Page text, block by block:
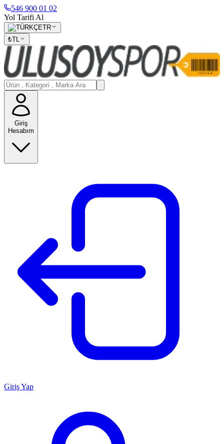
546 900 01 02
Yol Tarifi Al
TR
₺TL
Giriş
Hesabım
Giriş Yap